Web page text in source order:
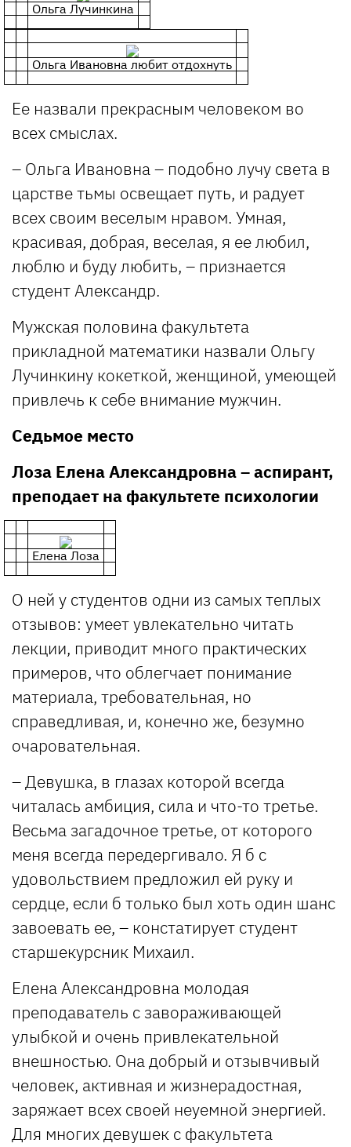
Ольга Лучинкина
Ольга Ивановна любит отдохнуть
Ее назвали прекрасным человеком во
всех смыслах.
– Ольга Ивановна – подобно лучу света в
царстве тьмы освещает путь, и радует
всех своим веселым нравом. Умная,
красивая, добрая, веселая, я ее любил,
люблю и буду любить, – признается
студент Александр.
Мужская половина факультета
прикладной математики назвали Ольгу
Лучинкину кокеткой, женщиной, умеющей
привлечь к себе внимание мужчин.
Седьмое место
Лоза Елена Александровна – аспирант,
преподает на факультете психологии
Елена Лоза
О ней у студентов одни из самых теплых
отзывов: умеет увлекательно читать
лекции, приводит много практических
примеров, что облегчает понимание
материала, требовательная, но
справедливая, и, конечно же, безумно
очаровательная.
– Девушка, в глазах которой всегда
читалась амбиция, сила и что-то третье.
Весьма загадочное третье, от которого
меня всегда передергивало. Я б с
удовольствием предложил ей руку и
сердце, если б только был хоть один шанс
завоевать ее, – констатирует студент
старшекурсник Михаил.
Елена Александровна молодая
преподаватель с завораживающей
улыбкой и очень привлекательной
внешностью. Она добрый и отзывчивый
человек, активная и жизнерадостная,
заряжает всех своей неуемной энергией.
Для многих девушек с факультета